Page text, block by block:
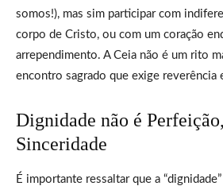
somos!), mas sim participar com
corpo de Cristo, ou com um coração
arrependimento. A Ceia não é um rito
encontro sagrado que exige reverência
Dignidade não é
Sinceridade
É importante ressaltar que a